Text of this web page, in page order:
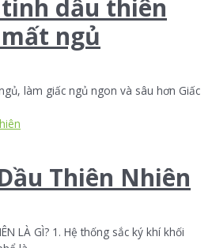
dầu thiên
ngủ
làm giấc ngủ ngon và sâu hơn Giấc
Thiên Nhiên
LÀ GÌ? 1. Hệ thống sắc ký khí khối